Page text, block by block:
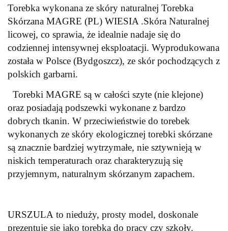
Torebka wykonana ze skóry naturalnej Torebka
Skórzana MAGRE (PL) WIESIA .Skóra Naturalnej
licowej, co sprawia, że idealnie nadaje się do
codziennej intensywnej eksploatacji. Wyprodukowana
została w Polsce (Bydgoszcz), ze skór pochodzących z
polskich garbarni.
Torebki MAGRE są w całości szyte (nie klejone)
oraz posiadają podszewki wykonane z bardzo
dobrych tkanin. W przeciwieństwie do torebek
wykonanych ze skóry ekologicznej torebki skórzane
są znacznie bardziej wytrzymałe, nie sztywnieją w
niskich temperaturach oraz charakteryzują się
przyjemnym, naturalnym skórzanym zapachem.
URSZULA to nieduży, prosty model, doskonale
prezentuje się jako torebka do pracy czy szkoły.